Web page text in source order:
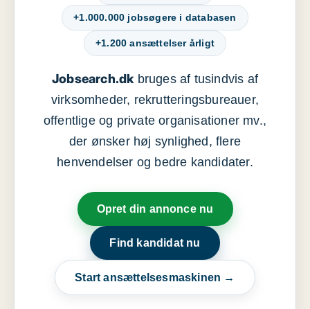
+1.000.000 jobsøgere i databasen
+1.200 ansættelser årligt
Jobsearch.dkbruges af tusindvis af
virksomheder, rekrutteringsbureauer,
offentlige og private organisationer mv.,
der ønsker høj synlighed, flere
henvendelser og bedre kandidater.
Opret din annonce nu
Find kandidat nu
Start ansættelsesmaskinen →